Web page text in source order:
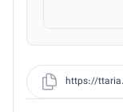
https://